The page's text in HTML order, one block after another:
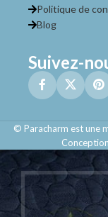
Politique de
Blog
Suivez-
© Paracharm est une